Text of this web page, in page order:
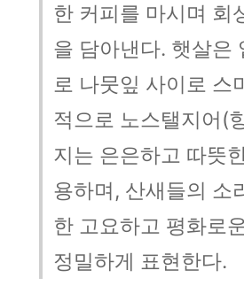
한 커피를 마시며 회
을 담아낸다. 햇살은
로 나뭇잎 사이로 스
적으로 노스탤지어(
지는 은은하고 따뜻
용하며, 산새들의 소
한 고요하고 평화로
정밀하게 표현한다.